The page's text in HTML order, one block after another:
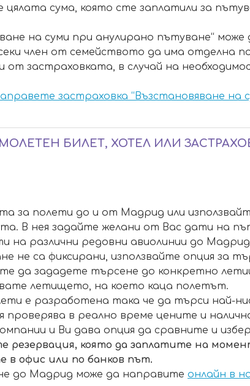
цялата сума, която сте заплатили за
на суми при анулирано пътуване“
член от семейството да има отделна
от застраховката, в случай на
застраховка “Възстановяване на
БИЛЕТ, ХОТЕЛ ИЛИ
за полети до и от Мадрид или
В нея задайте желани от Вас дати на
на различни редовни авиолинии до
не са фиксирани, използвайте опция за
да зададете търсене до конкретно
летището, на което каца полетът.
е разработена така че да търси най-
в реално време цените и
и Ви дава опция да сравните и
резервация, която да заплатите на
в офис или по банков път.
до Мадрид може да направите онлайн в